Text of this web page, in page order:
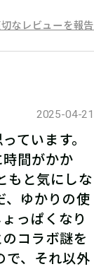
なレビューを報告
2025-04-21
ています。
間がかか
もと気にしな
、ゆかりの使
っぱくなり
コラボ謎を
で、それ以外